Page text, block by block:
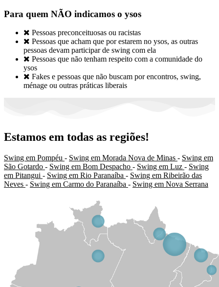
Para quem NÃO indicamos o ysos
 Pessoas preconceituosas ou racistas
 Pessoas que acham que por estarem no ysos, as outras
pessoas devam participar de swing com ela
 Pessoas que não tenham respeito com a comunidade do
ysos
 Fakes e pessoas que não buscam por encontros, swing,
ménage ou outras práticas liberais
Estamos em todas as regiões!
Swing em Pompéu - Swing em Morada Nova de Minas - Swing em
São Gotardo - Swing em Bom Despacho - Swing em Luz - Swing
em Pitangui - Swing em Rio Paranaíba - Swing em Ribeirão das
Neves - Swing em Carmo do Paranaíba - Swing em Nova Serrana